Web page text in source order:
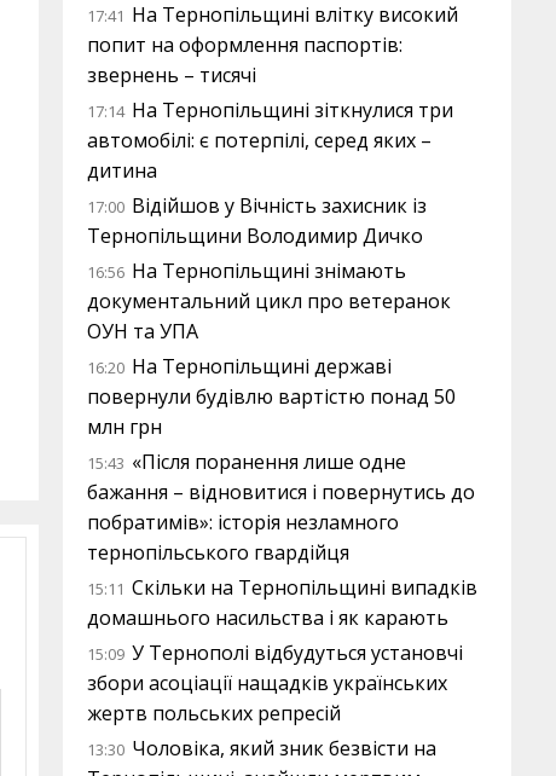
17:41 На Тернопільщині влітку високий
попит на оформлення паспортів:
звернень – тисячі
17:14 На Тернопільщині зіткнулися три
автомобілі: є потерпілі, серед яких –
дитина
17:00 Відійшов у Вічність захисник із
Тернопільщини Володимир Дичко
16:56 На Тернопільщині знімають
документальний цикл про ветеранок
ОУН та УПА
16:20 На Тернопільщині державі
повернули будівлю вартістю понад 50
млн грн
15:43 «Після поранення лише одне
бажання – відновитися і повернутись до
побратимів»: історія незламного
тернопільського гвардійця
15:11 Скільки на Тернопільщині випадків
домашнього насильства і як карають
15:09 У Тернополі відбудуться установчі
збори асоціації нащадків українських
жертв польських репресій
13:30 Чоловіка, який зник безвісти на